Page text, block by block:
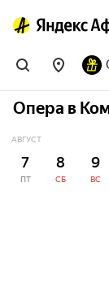
Опера в
АВГУСТ
7
ПТ
8
СБ
9
ВС